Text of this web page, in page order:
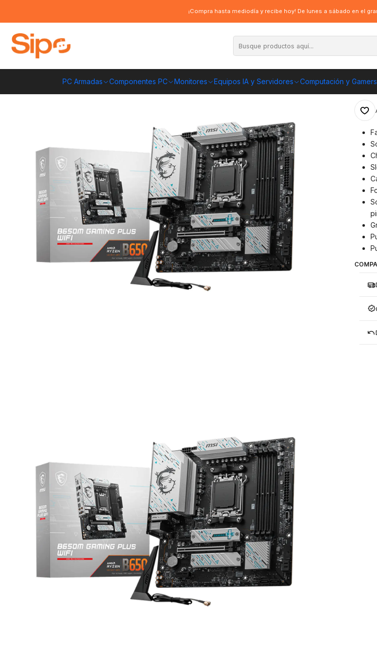
PC Armadas Componentes PC Monitores Equipos IA y Servidores Computación y Gamers
¡Compra hasta mediodía y recibe hoy! De lunes a sábado en el
Placa Madre MSI B650M Gaming Plus Wifi 6E, AM5, 4xDDR5, mATX